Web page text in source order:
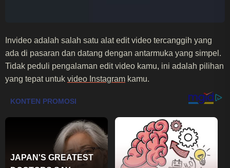
Invideo adalah salah satu alat edit video tercanggih yang
ada di pasaran dan datang dengan antarmuka yang simpel.
Tidak peduli pengalaman edit video kamu, ini adalah pilihan
yang tepat untuk video Instagram kamu.